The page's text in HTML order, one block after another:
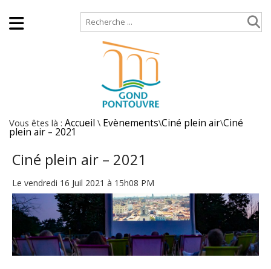
Vous êtes là : Accueil \ Evènements\Ciné plein air\Ciné
plein air – 2021
Ciné plein air – 2021
Le vendredi 16 Juil 2021 à 15h08 PM